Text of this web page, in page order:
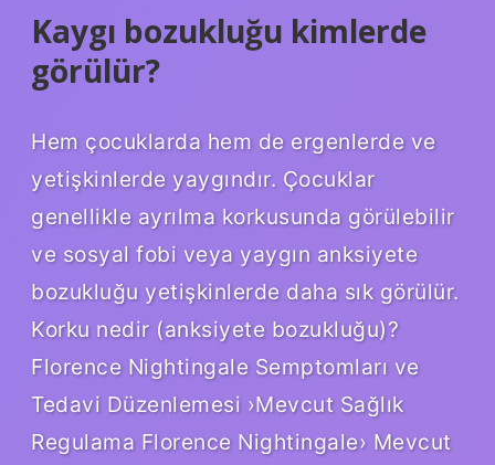
Kaygı bozukluğu kimlerde
görülür?
Hem çocuklarda hem de ergenlerde ve
yetişkinlerde yaygındır. Çocuklar
genellikle ayrılma korkusunda görülebilir
ve sosyal fobi veya yaygın anksiyete
bozukluğu yetişkinlerde daha sık görülür.
Korku nedir (anksiyete bozukluğu)?
Florence Nightingale Semptomları ve
Tedavi Düzenlemesi ›Mevcut Sağlık
Regulama Florence Nightingale› Mevcut